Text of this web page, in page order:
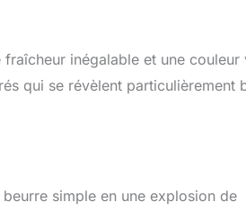
inégalable et une couleur
qui se révèlent particulièrement
simple en une explosion de